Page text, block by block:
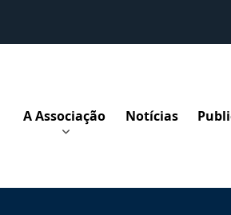
A Associação Notícias